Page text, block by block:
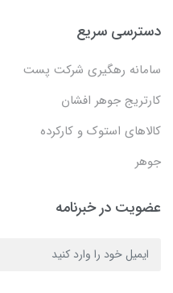
دسترسی سریع
سامانه رهگیری شرکت پست
کارتریج جوهر افشان
کالاهای استوک و کارکرده
جوهر
عضویت در خبرنامه